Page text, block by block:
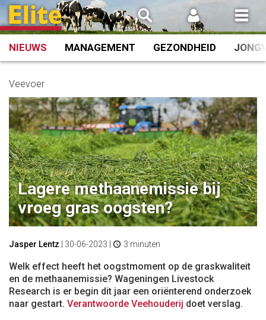
Spring
naar
inhoud
NIEUWS MANAGEMENT GEZONDHEID
Veevoer
Lagere methaanemissie bij
vroeg gras oogsten?
Jasper Lentz 30-06-2023 3 minuten
Welk effect heeft het oogstmoment op de graskwaliteit
en de methaanemissie? Wageningen Livestock
Research is er begin dit jaar een oriënterend onderzoek
naar gestart. Verantwoorde Veehouderij doet verslag.